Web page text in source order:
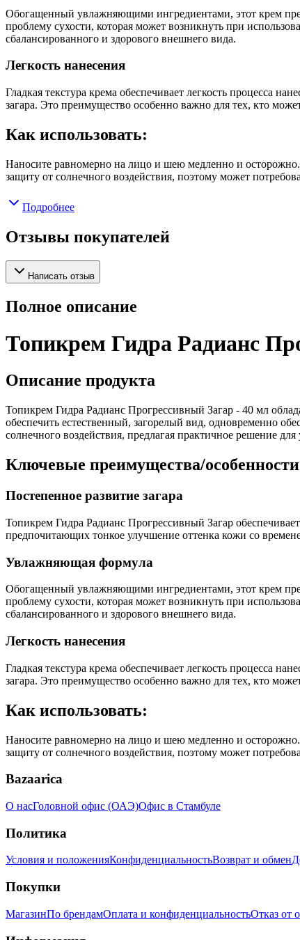
Обогащенный увлажняющими ингредиентами, этот крем
проблему сухости, которая может возникнуть при
сбалансированного и здорового внешнего вида.
Легкость нанесения
Гладкая текстура крема обеспечивает легкость процесса
загара. Это преимущество особенно важно для тех, кто
Как использовать:
Наносите равномерно на лицо и шею медленно и осторожно.
защиту от солнечного воздействия, поэтому может
Подробнее
Отзывы покупателей
Написать отзыв
Полное описание
Топикрем Гидра Радианс
Описание продукта
Топикрем Гидра Радианс Прогрессивный Загар - 40 мл
обеспечить естественный, загорелый вид, одновременно
солнечного воздействия, предлагая практичное решение
Ключевые преимущества/
Постепенное развитие загара
Топикрем Гидра Радианс Прогрессивный Загар
предпочитающих тонкое улучшение оттенка кожи со
Увлажняющая формула
Обогащенный увлажняющими ингредиентами, этот крем
проблему сухости, которая может возникнуть при
сбалансированного и здорового внешнего вида.
Легкость нанесения
Гладкая текстура крема обеспечивает легкость процесса
загара. Это преимущество особенно важно для тех, кто
Как использовать:
Наносите равномерно на лицо и шею медленно и осторожно.
защиту от солнечного воздействия, поэтому может
Bazaarica
О насГоловной офис (ОАЭ)Офис в Стамбуле
Политика
Условия и положенияКонфиденциальностьВозврат и обмен
Покупки
МагазинПо брендамОплата и конфиденциальностьОтказ от